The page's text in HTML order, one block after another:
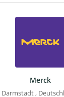
Merck
Darmstadt,